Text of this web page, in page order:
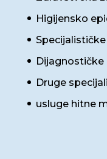
Higijensko
Dijagnostičke
Druge
usluge hitne